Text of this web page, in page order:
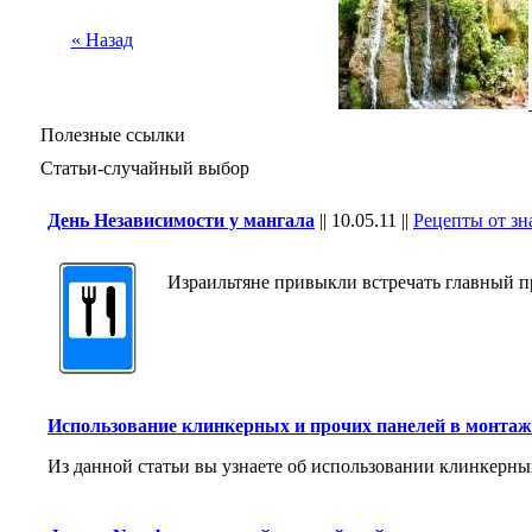
« Назад
Полезные ссылки
Статьи-случайный выбор
День Независимости у мангала || 10.05.11 || Рецепты от
Израильтяне привыкли встречать главный
Использование клинкерных и прочих панелей в
Из данной статьи вы узнаете об использовании